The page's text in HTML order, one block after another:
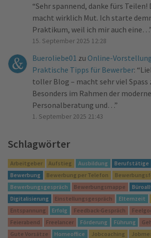
“Sehr spannend, danke fürs Teilen!
macht wirklich Mut. Ich starte
Praktikum, weil ich mir auch eine…
15. September 2025 12:28
Bueroliebe01 zu Online-
Praktische Tipps für Bewerber: “
toller Blog – macht sehr viel Spass
Besonders im Rahmen der
Personalberatung und… ”
1. September 2025 21:43
Schlagwörter
Arbeitgeber Aufstieg Ausbildung Berufstätige
Bewerbung
Bewerbung per Telefon
Bewerbungsgespräch
Bewerbungsmappe
Digitalisierung
Einstellungsgespräch Elternzeit
Entspannung
Erfolg Feedback-Gespräch
Feierabend
Freelancer Förderung Führung
Gute Vorsätze
Homeoffice Jobcoaching